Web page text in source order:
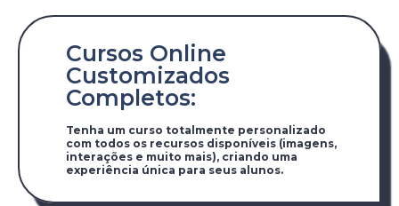
Cursos Online
Customizados
Completos:
Tenha um curso totalmente personalizado
com todos os recursos disponíveis (imagens,
interações e muito mais), criando uma
experiência única para seus alunos.